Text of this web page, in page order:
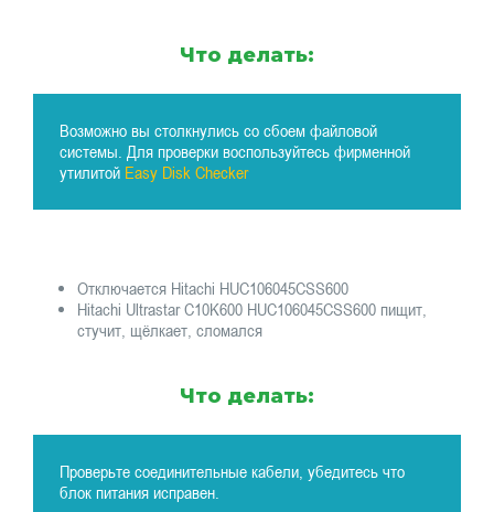
Что делать:
Возможно вы столкнулись со сбоем файловой
системы. Для проверки воспользуйтесь фирменной
утилитой Easy Disk Checker
Отключается Hitachi HUC106045CSS600
Hitachi Ultrastar C10K600 HUC106045CSS600 пищит,
стучит, щёлкает, сломался
Что делать:
Проверьте соединительные кабели, убедитесь что
блок питания исправен.